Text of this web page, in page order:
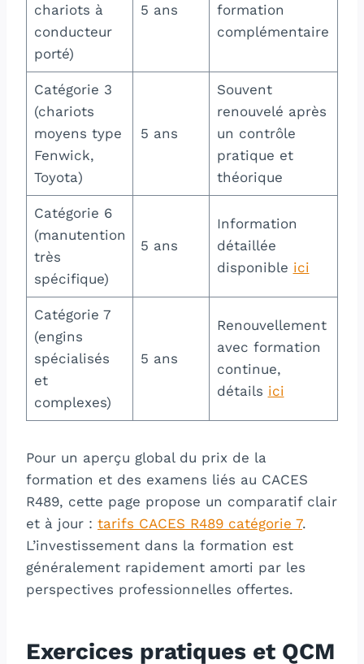
chariots à
conducteur
porté)
5 ans
formation
complémentaire
Catégorie 3
(chariots
moyens type
Fenwick,
Toyota)
5 ans
Souvent
renouvelé après
un contrôle
pratique et
théorique
Catégorie 6
(manutention
très
spécifique)
5 ans
Information
détaillée
disponible ici
Catégorie 7
(engins
spécialisés
et
complexes)
5 ans
Renouvellement
avec formation
continue,
détails ici
Pour un aperçu global du prix de la
formation et des examens liés au CACES
R489, cette page propose un comparatif clair
et à jour : tarifs CACES R489 catégorie 7.
L’investissement dans la formation est
généralement rapidement amorti par les
perspectives professionnelles offertes.
Exercices pratiques et QCM